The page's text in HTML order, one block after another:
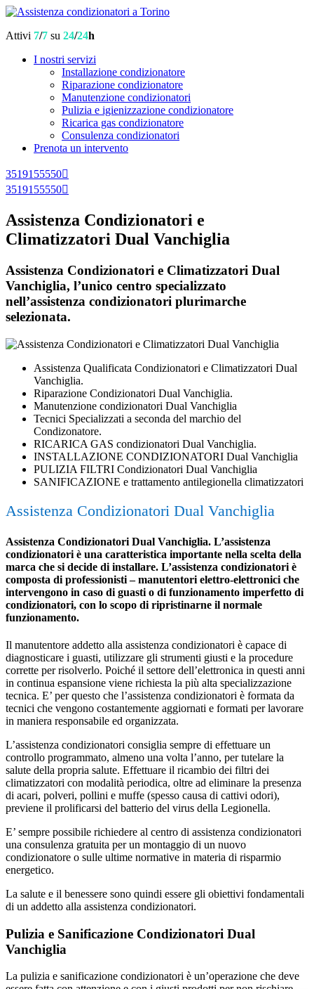
Attivi 7/7 su 24/24h
I nostri servizi
Installazione condizionatore
Riparazione condizionatore
Manutenzione condizionatori
Pulizia e igienizzazione condizionatore
Ricarica gas condizionatore
Consulenza condizionatori
Prenota un intervento
3519155550
3519155550
Assistenza Condizionatori e
Climatizzatori Dual Vanchiglia
Assistenza Condizionatori e Climatizzatori Dual
Vanchiglia, l’unico centro specializzato
nell’assistenza condizionatori plurimarche
selezionata.
Assistenza Qualificata Condizionatori e Climatizzatori Dual
Vanchiglia.
Riparazione Condizionatori Dual Vanchiglia.
Manutenzione condizionatori Dual Vanchiglia
Tecnici Specializzati a seconda del marchio del
Condizonatore.
RICARICA GAS condizionatori Dual Vanchiglia.
INSTALLAZIONE CONDIZIONATORI Dual Vanchiglia
PULIZIA FILTRI Condizionatori Dual Vanchiglia
SANIFICAZIONE e trattamento antilegionella climatizzatori
Assistenza Condizionatori Dual Vanchiglia
Assistenza Condizionatori Dual Vanchiglia. L’assistenza
condizionatori è una caratteristica importante nella scelta della
marca che si decide di installare. L’assistenza condizionatori è
composta di professionisti – manutentori elettro-elettronici che
intervengono in caso di guasti o di funzionamento imperfetto di
condizionatori, con lo scopo di ripristinarne il normale
funzionamento.
Il manutentore addetto alla assistenza condizionatori è capace di
diagnosticare i guasti, utilizzare gli strumenti giusti e la procedure
corrette per risolverlo. Poiché il settore dell’elettronica in questi anni
in continua espansione viene richiesta la più alta specializzazione
tecnica. E’ per questo che l’assistenza condizionatori è formata da
tecnici che vengono costantemente aggiornati e formati per lavorare
in maniera responsabile ed organizzata.
L’assistenza condizionatori consiglia sempre di effettuare un
controllo programmato, almeno una volta l’anno, per tutelare la
salute della propria salute. Effettuare il ricambio dei filtri dei
climatizzatori con modalità periodica, oltre ad eliminare la presenza
di acari, polveri, pollini e muffe (spesso causa di cattivi odori),
previene il prolificarsi del batterio del virus della Legionella.
E’ sempre possibile richiedere al centro di assistenza condizionatori
una consulenza gratuita per un montaggio di un nuovo
condizionatore o sulle ultime normative in materia di risparmio
energetico.
La salute e il benessere sono quindi essere gli obiettivi fondamentali
di un addetto alla assistenza condizionatori.
Pulizia e Sanificazione Condizionatori Dual
Vanchiglia
La pulizia e sanificazione condizionatori è un’operazione che deve